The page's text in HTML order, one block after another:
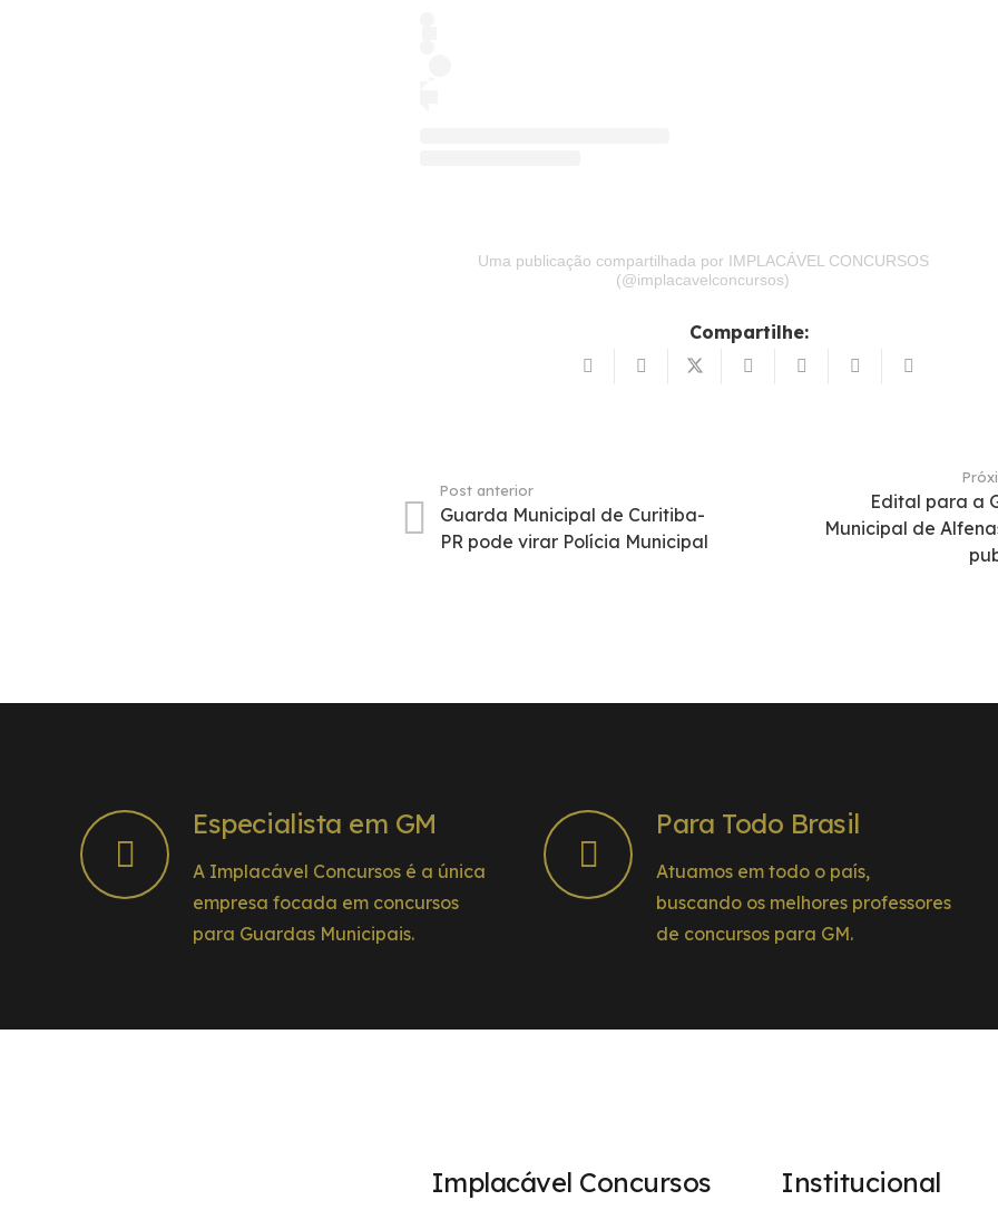
Uma publicação compartilhada por IMPLACÁVEL CONCURSOS
(@implacavelconcursos)
Compartilhe:
Post anterior
Guarda Municipal de Curitiba-
PR pode virar Polícia Municipal
Edital para a
Municipal de
Especialista em GM
A Implacável Concursos é a única
empresa focada em concursos
para Guardas Municipais.
Para Todo Brasil
Atuamos em todo o país,
buscando os melhores professores
de concursos para GM.
Implacável Concursos Institucional